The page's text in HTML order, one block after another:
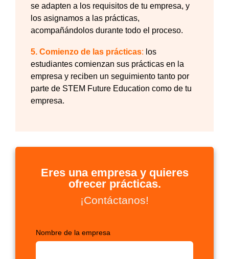
se adapten a los requisitos de tu empresa, y
los asignamos a las prácticas,
acompañándolos durante todo el proceso.
5. Comienzo de las prácticas: los
estudiantes comienzan sus prácticas en la
empresa y reciben un seguimiento tanto por
parte de STEM Future Education como de tu
empresa.
Eres una empresa y quieres
ofrecer prácticas.
¡Contáctanos!
Nombre de la empresa